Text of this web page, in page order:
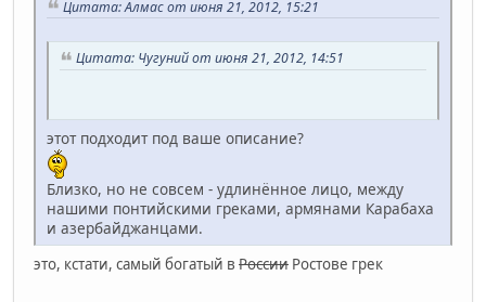
Цитата: Алмас от июня 21, 2012, 15:21
Цитата: Чугуний от июня 21, 2012, 14:51
этот подходит под ваше описание?
Близко, но не совсем - удлинённое лицо, между
нашими понтийскими греками, армянами Карабаха
и азербайджанцами.
это, кстати, самый богатый в России Ростове грек